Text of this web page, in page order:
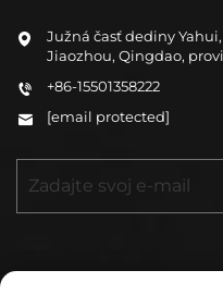
Južná časť dediny
Jiaozhou, Qingdao,
+86-15501358222
[email protected]